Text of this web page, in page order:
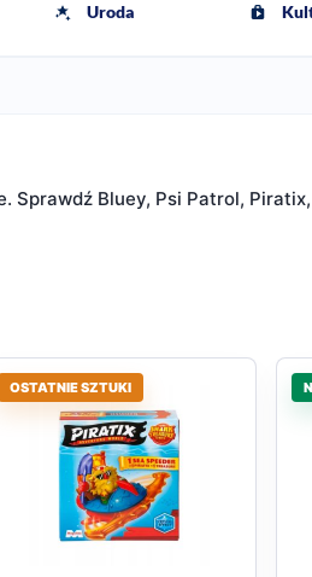
Uroda
Bluey, Psi Patrol,
OSTATNIE SZTUKI